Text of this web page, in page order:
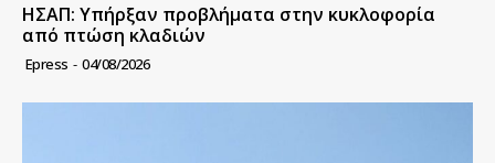
ΗΣΑΠ: Υπήρξαν προβλήματα στην κυκλοφορία
από πτώση κλαδιών
Epress - 04/08/2026